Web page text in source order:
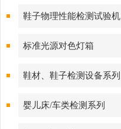
鞋子物理性能检测试验机
标准光源对色灯箱
鞋材、鞋子检测设备系列
婴儿床/车类检测系列